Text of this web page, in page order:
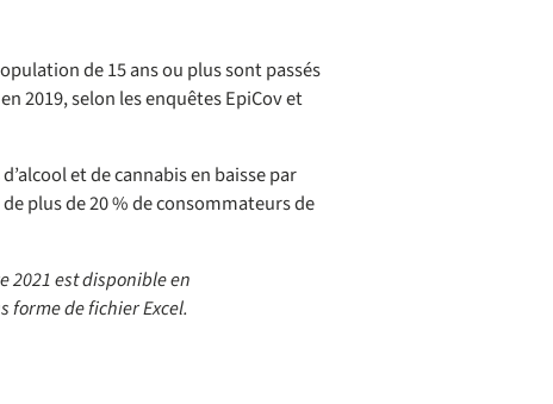
de 15 ans ou plus sont passés
2019, selon les enquêtes EpiCov et
et de cannabis en baisse par
plus de 20 % de consommateurs de
2021 est disponible en
forme de fichier Excel.